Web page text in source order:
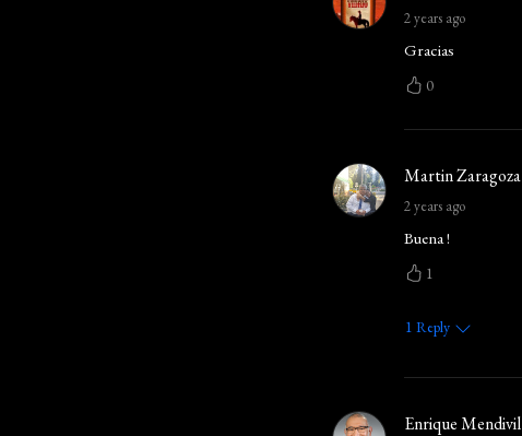
2 years ago
Gracias
0
Martin Zaragoza
2 years ago
Buena !
1
1 Reply
Enrique Mendivil